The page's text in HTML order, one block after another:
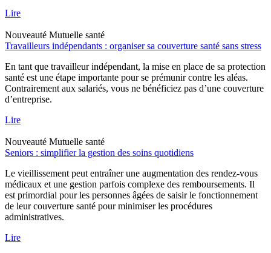
Lire
Nouveauté Mutuelle santé
Travailleurs indépendants : organiser sa couverture santé sans stress
En tant que travailleur indépendant, la mise en place de sa protection
santé est une étape importante pour se prémunir contre les aléas.
Contrairement aux salariés, vous ne bénéficiez pas d’une couverture
d’entreprise.
Lire
Nouveauté Mutuelle santé
Seniors : simplifier la gestion des soins quotidiens
Le vieillissement peut entraîner une augmentation des rendez-vous
médicaux et une gestion parfois complexe des remboursements. Il
est primordial pour les personnes âgées de saisir le fonctionnement
de leur couverture santé pour minimiser les procédures
administratives.
Lire